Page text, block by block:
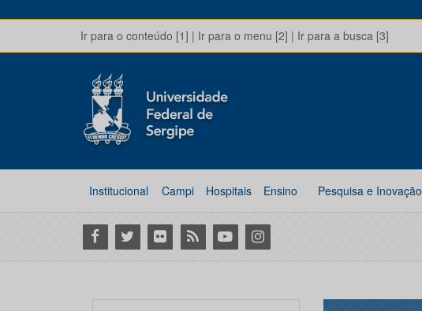
Ir para o conteúdo [1] | Ir para o menu [2] | Ir para a busca [3]
Institucional Campi Hospitais Ensino Pesquisa e Inovação
Facebook
Twitter Flickr RSS YoutubeInstagram